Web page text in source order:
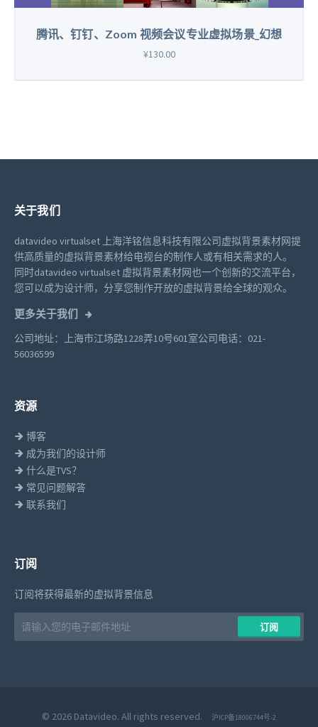
腾讯、钉钉、Zoom 视频会议专业虚拟场景_幻想
¥130.00
关于我们
datavideo virtualset 上海洋铭信息科技有限公司虚拟背景素材网提
供高质量的虚拟背景素材给电视台的制作人或有相关需求的人。
同时datavideo virtualset 虚拟背景素材网也一个创新的交流平台，
您可以成为设计师，分享您制作开放的虚拟背景给全球的观众。
更多关于我们
公司地址：上海市江场路1228弄10号601室公司电话：021-
56036599
资源
博客
成为我们的设计师
什么是TVS？
常见问题解答
联系我们
订阅
订阅将获得最新的虚拟背景信息
Email
address
​​订阅
© 2026 Datavideo. All rights reserved. 沪ICP备18006744号-2